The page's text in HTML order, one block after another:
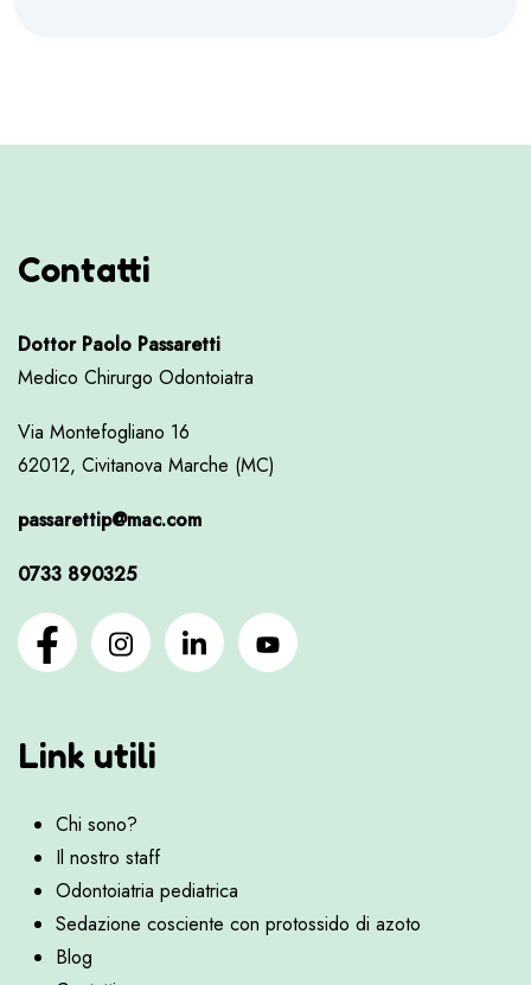
Contatti
Dottor Paolo Passaretti
Medico Chirurgo Odontoiatra
Via Montefogliano 16
62012, Civitanova Marche (MC)
passarettip@mac.com
0733 890325
Link utili
Chi sono?
Il nostro staff
Odontoiatria pediatrica
Sedazione cosciente con protossido di azoto
Blog